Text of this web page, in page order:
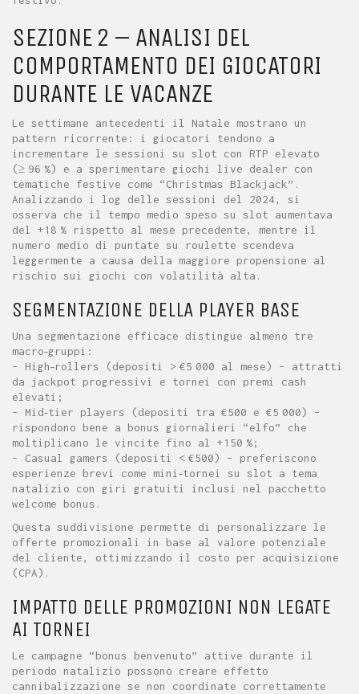
SEZIONE 2 – ANALISI DEL
COMPORTAMENTO DEI GIOCATORI
DURANTE LE VACANZE
Le settimane antecedenti il Natale mostrano un
pattern ricorrente: i giocatori tendono a
incrementare le sessioni su slot con RTP elevato
(≥ 96 %) e a sperimentare giochi live dealer con
tematiche festive come “Christmas Blackjack”.
Analizzando i log delle sessioni del 2024, si
osserva che il tempo medio speso su slot aumentava
del +18 % rispetto al mese precedente, mentre il
numero medio di puntate su roulette scendeva
leggermente a causa della maggiore propensione al
rischio sui giochi con volatilità alta.
SEGMENTAZIONE DELLA PLAYER BASE
Una segmentazione efficace distingue almeno tre
macro‑gruppi:
– High‑rollers (depositi > €5 000 al mese) – attratti
da jackpot progressivi e tornei con premi cash
elevati;
– Mid‑tier players (depositi tra €500 e €5 000) –
rispondono bene a bonus giornalieri “elfo” che
moltiplicano le vincite fino al +150 %;
– Casual gamers (depositi < €500) – preferiscono
esperienze brevi come mini‑tornei su slot a tema
natalizio con giri gratuiti inclusi nel pacchetto
welcome bonus.
Questa suddivisione permette di personalizzare le
offerte promozionali in base al valore potenziale
del cliente, ottimizzando il costo per acquisizione
(CPA).
IMPATTO DELLE PROMOZIONI NON LEGATE
AI TORNEI
Le campagne “bonus benvenuto” attive durante il
periodo natalizio possono creare effetto
cannibalizzazione se non coordinate correttamente